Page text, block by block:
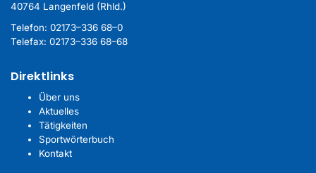
40764 Langenfeld (Rhld.)
Telefon: 02173–336 68–0
Telefax: 02173–336 68–68
Direktlinks
Über uns
Aktuelles
Tätigkeiten
Sportwörterbuch
Kontakt